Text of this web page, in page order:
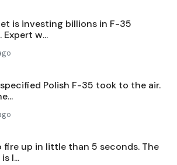
is investing billions in F-35
w...
Polish F-35 took to the air.
fire up in little than 5 seconds. The
l...